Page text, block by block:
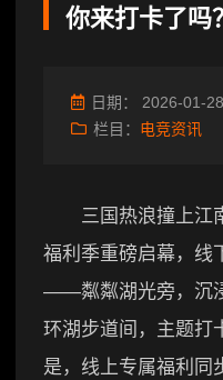
你来打卡了吗？
日期： 2026-01-
栏目： 电竞资讯
三国热浪撞上江南
福利季重磅启幕，线
——粼粼湖光旁，沉
环湖步道间，主题打
是，线上专属福利同